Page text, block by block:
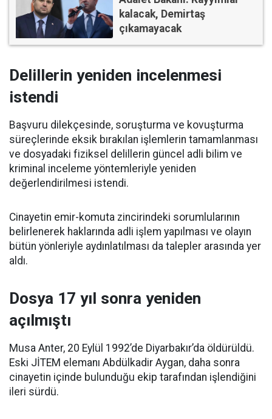
kalacak, Demirtaş
çıkamayacak
Delillerin yeniden incelenmesi
istendi
Başvuru dilekçesinde, soruşturma ve kovuşturma
süreçlerinde eksik bırakılan işlemlerin tamamlanması
ve dosyadaki fiziksel delillerin güncel adli bilim ve
kriminal inceleme yöntemleriyle yeniden
değerlendirilmesi istendi.
Cinayetin emir-komuta zincirindeki sorumlularının
belirlenerek haklarında adli işlem yapılması ve olayın
bütün yönleriyle aydınlatılması da talepler arasında yer
aldı.
Dosya 17 yıl sonra yeniden
açılmıştı
Musa Anter, 20 Eylül 1992’de Diyarbakır’da öldürüldü.
Eski JİTEM elemanı Abdülkadir Aygan, daha sonra
cinayetin içinde bulunduğu ekip tarafından işlendiğini
ileri sürdü.